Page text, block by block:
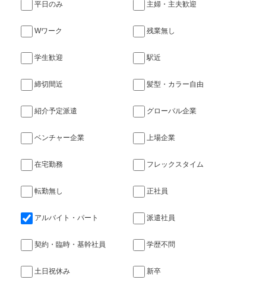
平日のみ 主婦・主夫歓迎
Wワーク 残業無し
学生歓迎 駅近
締切間近 髪型・カラー自由
紹介予定派遣 グローバル企業
ベンチャー企業 上場企業
在宅勤務 フレックスタイム
転勤無し 正社員
アルバイト・パート 派遣社員
契約・臨時・基幹社員 学歴不問
土日祝休み 新卒